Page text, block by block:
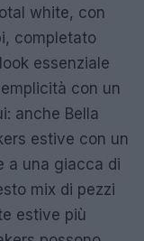
white, con
completato
essenziale
con un
anche Bella
estive con un
a una giacca di
mix di pezzi
estive più